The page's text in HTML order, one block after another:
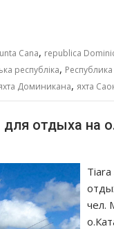
Cana, republica
республіка,
Доминикана, яхта
отдыха на
чел.